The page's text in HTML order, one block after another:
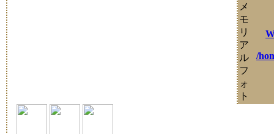
メ
モ
リ
ア
ル
フ
ォ
ト
/